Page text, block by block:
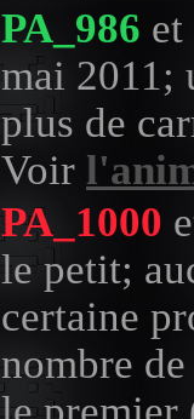
PA_986 et
mai 2011;
plus de
Voir
PA_1000
le petit;
certaine
nombre